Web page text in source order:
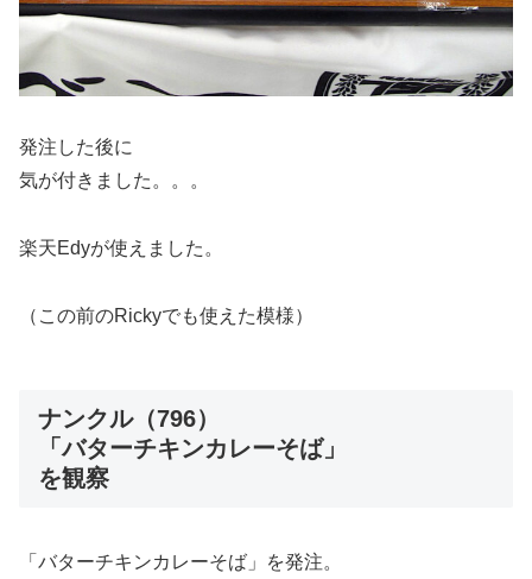
発注した後に
気が付きました。。。
楽天Edyが使えました。
（この前のRickyでも使えた模様）
ナンクル（796）
「バターチキンカレーそば」
を観察
「バターチキンカレーそば」を発注。